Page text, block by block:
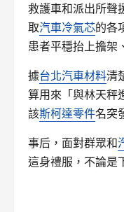
救護車和派出所聲
取汽車冷氣芯的各
患者平穩抬上擔架
據台北汽車材料清
算用來「與林天秤
該斯柯達零件名突
事后，面對群眾和
這身禮服，不論是